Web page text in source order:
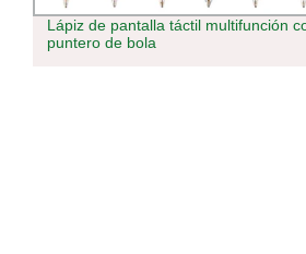
Elf VAPE FS 18000 Puff Envío rápido
Zbood Supbar me Kit 16000 15000